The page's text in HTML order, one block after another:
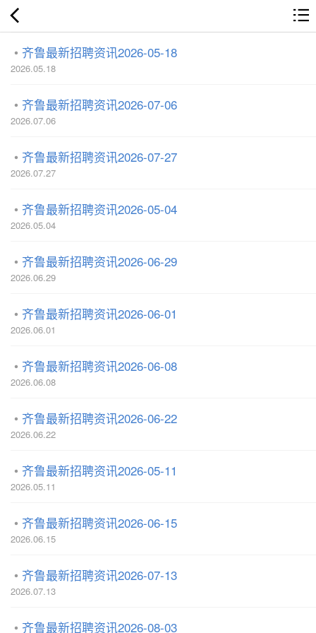
齐鲁最新招聘资讯2026-05-18
2026.05.18
齐鲁最新招聘资讯2026-07-06
2026.07.06
齐鲁最新招聘资讯2026-07-27
2026.07.27
齐鲁最新招聘资讯2026-05-04
2026.05.04
齐鲁最新招聘资讯2026-06-29
2026.06.29
齐鲁最新招聘资讯2026-06-01
2026.06.01
齐鲁最新招聘资讯2026-06-08
2026.06.08
齐鲁最新招聘资讯2026-06-22
2026.06.22
齐鲁最新招聘资讯2026-05-11
2026.05.11
齐鲁最新招聘资讯2026-06-15
2026.06.15
齐鲁最新招聘资讯2026-07-13
2026.07.13
齐鲁最新招聘资讯2026-08-03